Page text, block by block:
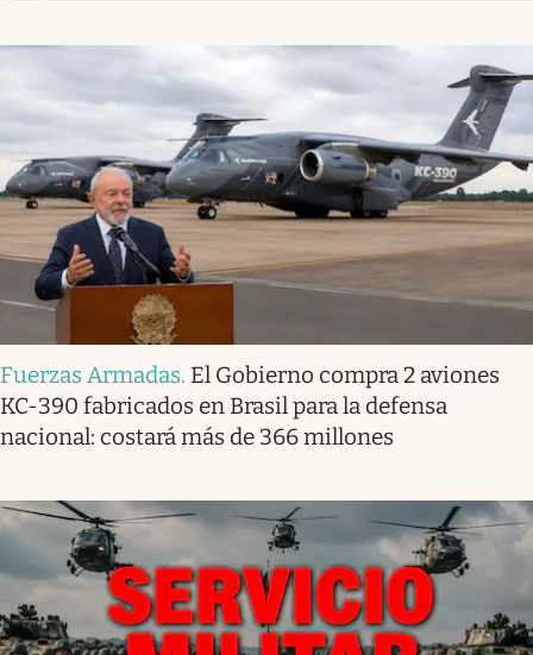
Fuerzas Armadas. El Gobierno compra 2 aviones
KC-390 fabricados en Brasil para la defensa
nacional: costará más de 366 millones